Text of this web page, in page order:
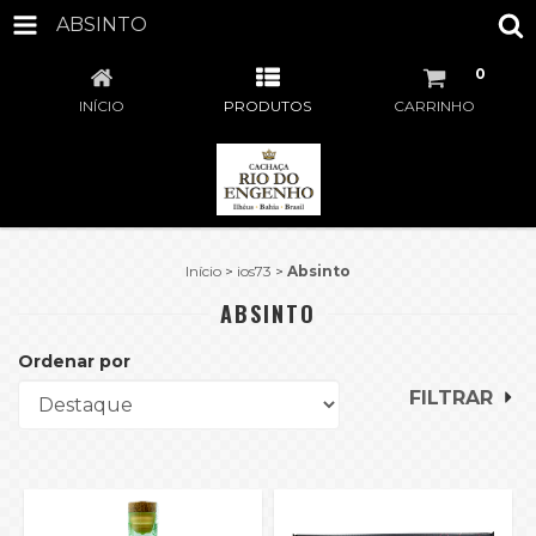
ABSINTO
INÍCIO PRODUTOS CARRINHO
0
Início > ios73 > Absinto
ABSINTO
Ordenar por
FILTRAR